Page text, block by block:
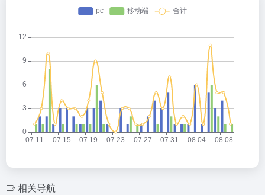
相关导航